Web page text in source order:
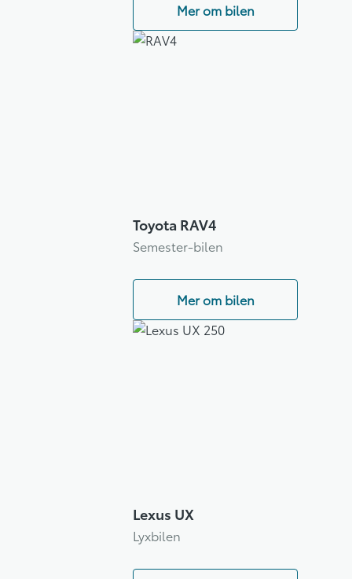
Mer om bilen
Toyota RAV4
Semester-bilen
Mer om bilen
Lexus UX
Lyxbilen